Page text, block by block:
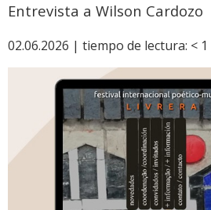
Entrevista a Wilson Cardozo
02.06.2026 | tiempo de lectura: < 1